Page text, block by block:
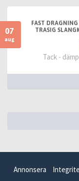
07
aug
FAST
TRASIG
Tack -
Annonsera